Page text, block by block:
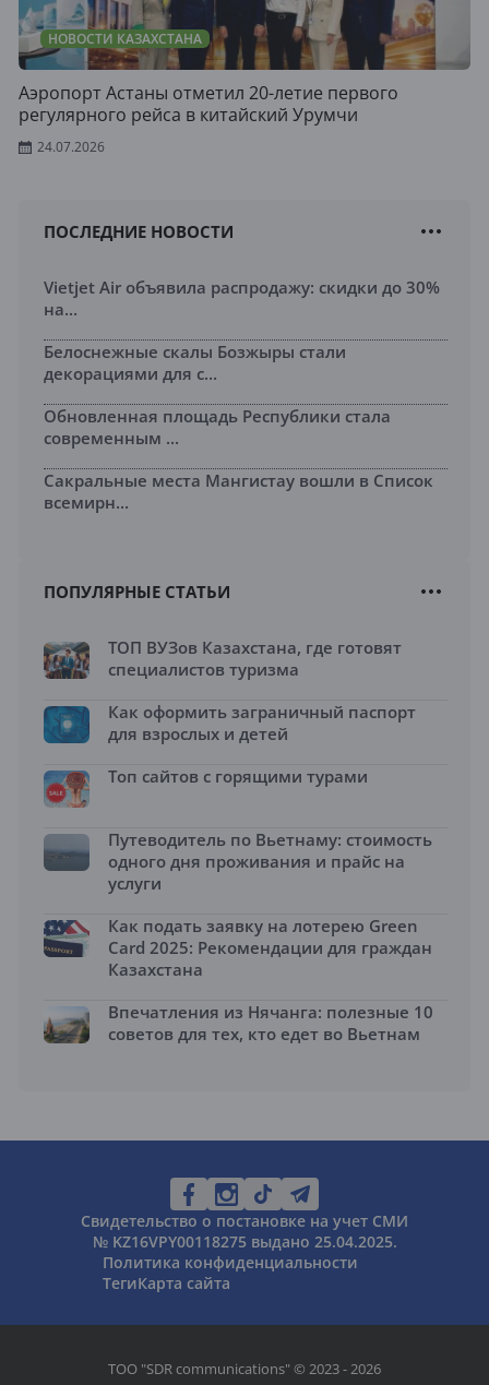
НОВОСТИ КАЗАХСТАНА
Аэропорт Астаны отметил 20-летие первого
регулярного рейса в китайский Урумчи
24.07.2026
ПОСЛЕДНИЕ НОВОСТИ
Vietjet Air объявила распродажу: скидки до 30%
на...
Белоснежные скалы Бозжыры стали
декорациями для с...
Обновленная площадь Республики стала
современным ...
Сакральные места Мангистау вошли в Список
всемирн...
ПОПУЛЯРНЫЕ СТАТЬИ
ТОП ВУЗов Казахстана, где готовят
специалистов туризма
Как оформить заграничный паспорт
для взрослых и детей
Топ сайтов с горящими турами
Путеводитель по Вьетнаму: стоимость
одного дня проживания и прайс на
услуги
Как подать заявку на лотерею Green
Card 2025: Рекомендации для граждан
Казахстана
Впечатления из Нячанга: полезные 10
советов для тех, кто едет во Вьетнам
Свидетельство о постановке на учет СМИ
№ KZ16VPY00118275 выдано 25.04.2025.
Политика конфиденциальности
ТегиКарта сайта
ТОО "SDR communications" © 2023 - 2026